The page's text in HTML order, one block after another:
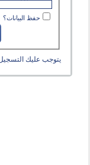
حفظ البيانات؟
يتوجب عليك